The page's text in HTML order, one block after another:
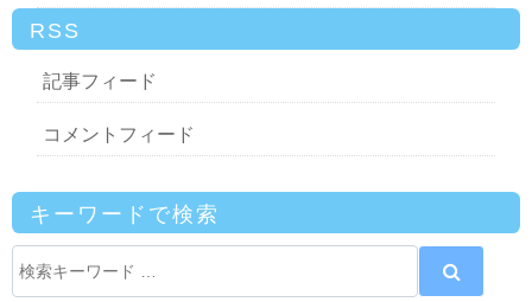
RSS
記事フィード
コメントフィード
キーワードで検索